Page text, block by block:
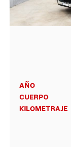
AÑO
CUERPO
KILOMETRAJE